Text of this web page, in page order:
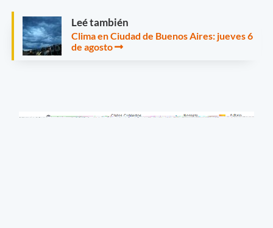
Leé también
Clima en Ciudad de Buenos Aires: jueves 6
de agosto